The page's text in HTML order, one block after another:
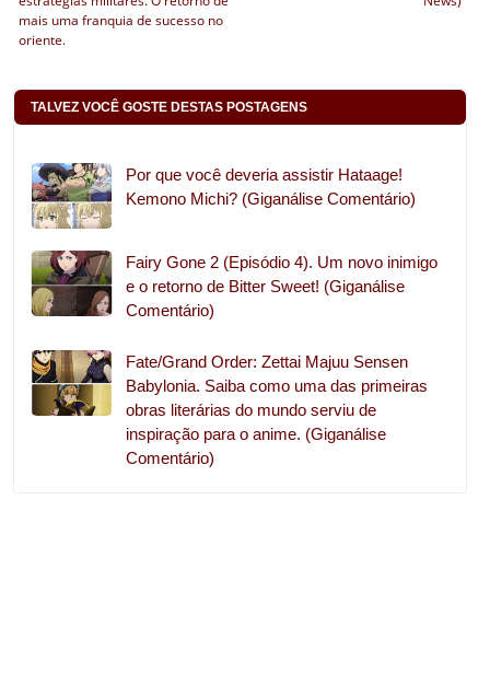
mais uma franquia de sucesso no
oriente.
TALVEZ VOCÊ GOSTE DESTAS POSTAGENS
Por que você deveria assistir Hataage!
Kemono Michi? (Giganálise Comentário)
Fairy Gone 2 (Episódio 4). Um novo inimigo
e o retorno de Bitter Sweet! (Giganálise
Comentário)
Fate/Grand Order: Zettai Majuu Sensen
Babylonia. Saiba como uma das primeiras
obras literárias do mundo serviu de
inspiração para o anime. (Giganálise
Comentário)